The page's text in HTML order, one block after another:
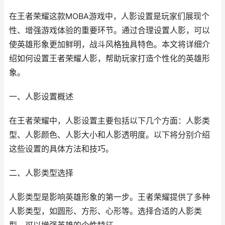
在王者荣耀这款MOBA游戏中，人影设置是玩家们展现个
性、增强游戏体验的重要环节。通过合理设置人影，可以
使英雄形象更加鲜明，战斗风格独具特色。本文将详细介
绍如何设置王者荣耀人影，帮助玩家打造个性化的英雄形
象。
一、人影设置概述
在王者荣耀中，人影设置主要包括以下几个方面：人影类
型、人影颜色、人影大小和人影透明度。以下将分别介绍
这些设置的具体方法和技巧。
二、人影类型选择
人影类型是影响英雄形象的第一步。王者荣耀提供了多种
人影类型，如圆形、方形、心形等。选择合适的人影类